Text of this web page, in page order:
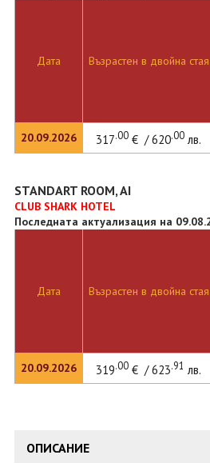
Дата
20.09.2026
Възрастен в двойна стая
317.00 € / 620.00 лв.
STANDART ROOM, AI
CLUB SHARK HOTEL
Последната актуализация на
Дата
20.09.2026
Възрастен в двойна стая
319.00 € / 623.91 лв.
ОПИСАНИЕ